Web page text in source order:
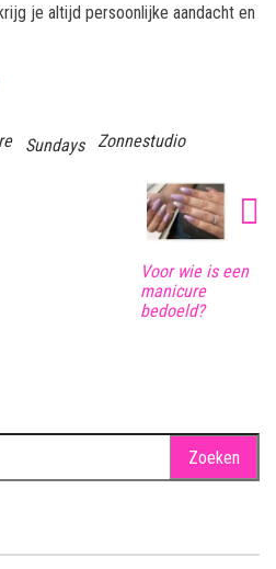
je altijd persoonlijke aandacht en
Sundays Zonnestudio
Voor wie is een
manicure
bedoeld?